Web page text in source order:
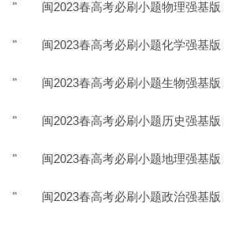
" 闽2023春高考必刷小题物理强基版
" 闽2023春高考必刷小题化学强基版
" 闽2023春高考必刷小题生物强基版
" 闽2023春高考必刷小题历史强基版
" 闽2023春高考必刷小题地理强基版
" 闽2023春高考必刷小题政治强基版